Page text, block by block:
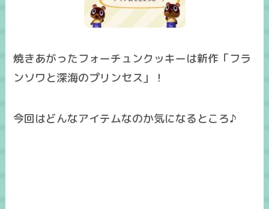
焼きあがったフォーチュンクッキーは新作「フラ
ンソワと深海のプリンセス 」！
今回はどんなアイテムなのか気になるところ♪